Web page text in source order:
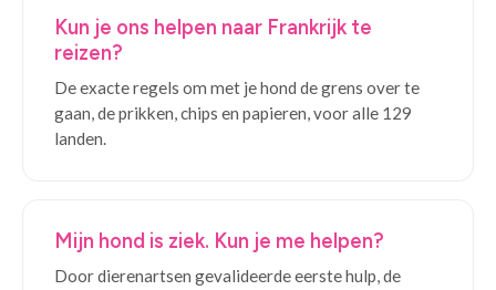
Kun je ons helpen naar Frankrijk te
reizen?
De exacte regels om met je hond de grens over te
gaan, de prikken, chips en papieren, voor alle 129
landen.
Mijn hond is ziek. Kun je me helpen?
Door dierenartsen gevalideerde eerste hulp, de